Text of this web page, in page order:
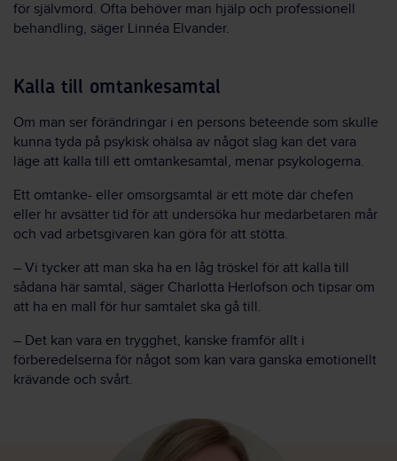
för självmord. Ofta behöver man hjälp och professionell
behandling, säger Linnéa Elvander.
Kalla till omtankesamtal
Om man ser förändringar i en persons beteende som skulle
kunna tyda på psykisk ohälsa av något slag kan det vara
läge att kalla till ett omtankesamtal, menar psykologerna.
Ett omtanke- eller omsorgsamtal är ett möte där chefen
eller hr avsätter tid för att undersöka hur medarbetaren mår
och vad arbetsgivaren kan göra för att stötta.
– Vi tycker att man ska ha en låg tröskel för att kalla till
sådana här samtal, säger Charlotta Herlofson och tipsar om
att ha en mall för hur samtalet ska gå till.
– Det kan vara en trygghet, kanske framför allt i
förberedelserna för något som kan vara ganska emotionellt
krävande och svårt.